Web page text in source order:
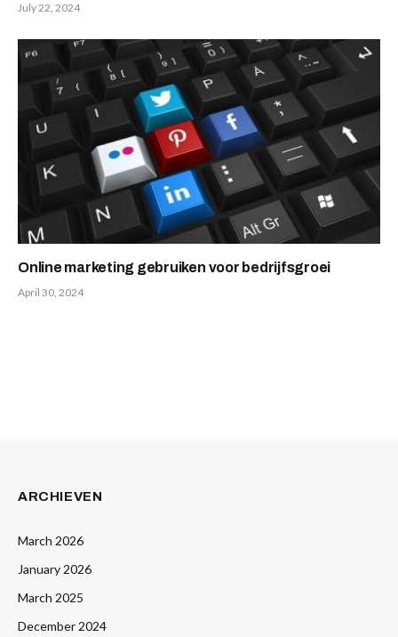
July 22, 2024
Online marketing gebruiken voor bedrijfsgroei
April 30, 2024
ARCHIEVEN
March 2026
January 2026
March 2025
December 2024